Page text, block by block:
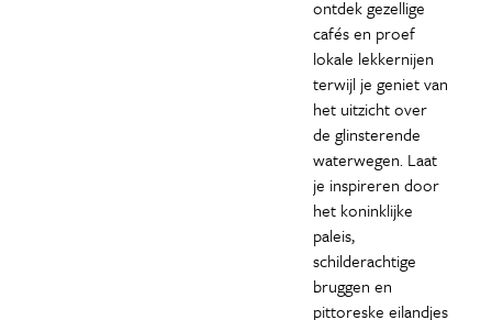
ontdek gezellige
cafés en proef
lokale lekkernijen
terwijl je geniet van
het uitzicht over
de glinsterende
waterwegen. Laat
je inspireren door
het koninklijke
paleis,
schilderachtige
bruggen en
pittoreske eilandjes